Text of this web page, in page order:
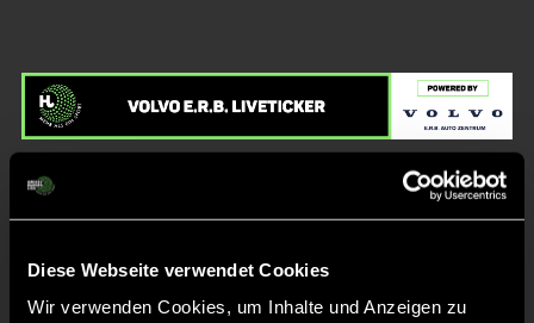
Diese Webseite verwendet Cookies
Wir verwenden Cookies, um Inhalte und Anzeigen zu
Liveticker
20'
Abpfiff
Spiel beendet